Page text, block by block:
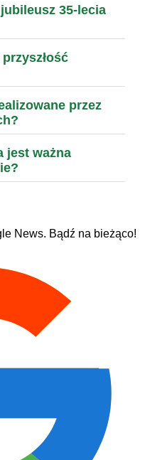
35-lecia
przez
jest ważna
News. Bądź na bieżąco!